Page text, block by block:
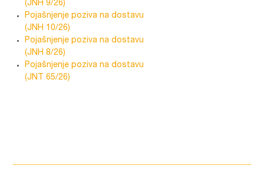
(JNH 9/26)
Pojašnjenje poziva na dostavu
(JNH 10/26)
Pojašnjenje poziva na dostavu
(JNH 8/26)
Pojašnjenje poziva na dostavu
(JNT 65/26)